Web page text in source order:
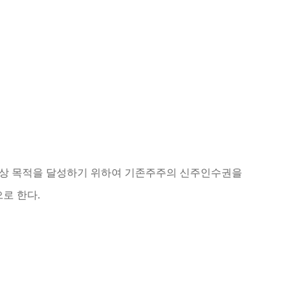
목적을 달성하기 위하여 기존주주의 신주인수권을
로 한다.